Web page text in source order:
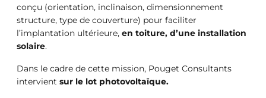
conçu (orientation, inclinaison, dimensionnement
structure, type de couverture) pour faciliter
l’implantation ultérieure, en toiture, d’une installation
solaire.
Dans le cadre de cette mission, Pouget Consultants
intervient sur le lot photovoltaïque.